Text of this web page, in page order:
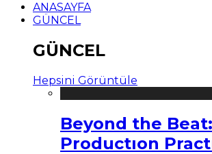
ANASAYFA
GÜNCEL
GÜNCEL
Hepsini Görüntüle
Beyond the
Productıon